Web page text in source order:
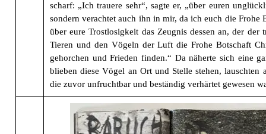
scharf: „Ich trauere sehr“, sagte er, „über euren
sondern verachtet auch ihn in mir, da ich euch die
über eure Trostlosigkeit das Zeugnis dessen an, der
Tieren und den Vögeln der Luft die Frohe Botschaft
gehorchen und Frieden finden.“ Da näherte sich eine
blieben diese Vögel an Ort und Stelle stehen,
die zuvor unfruchtbar und beständig verhärtet gewesen